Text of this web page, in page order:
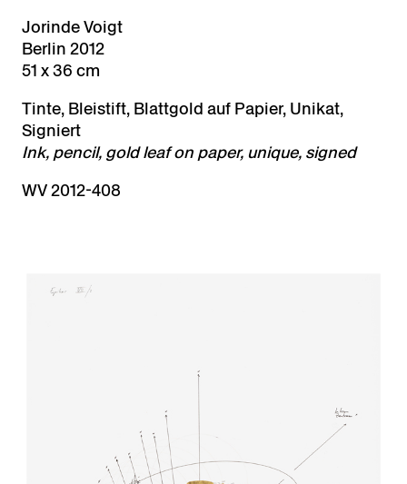
Jorinde Voigt
Berlin 2012
51 x 36 cm
Tinte, Bleistift, Blattgold auf Papier, Unikat,
Signiert
Ink, pencil, gold leaf on paper, unique, signed
WV 2012-408